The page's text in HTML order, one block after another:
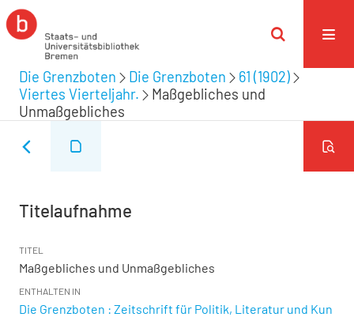
Die Grenzboten Die Grenzboten
61 (1902)
Viertes Vierteljahr.
Maßgebliches und
Unmaßgebliches
Titelaufnahme
TITEL
Maßgebliches und Unmaßgebliches
ENTHALTEN IN
Die Grenzboten : Zeitschrift für Politik, Literatur und Kun